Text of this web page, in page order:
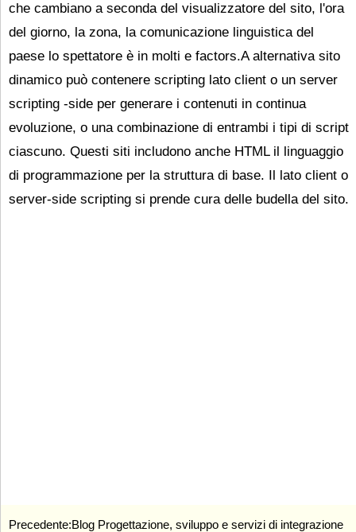
che cambiano a seconda del visualizzatore del sito, l'ora
del giorno, la zona, la comunicazione linguistica del
paese lo spettatore è in molti e factors.A alternativa sito
dinamico può contenere scripting lato client o un server
scripting -side per generare i contenuti in continua
evoluzione, o una combinazione di entrambi i tipi di script
ciascuno. Questi siti includono anche HTML il linguaggio
di programmazione per la struttura di base. Il lato client o
server-side scripting si prende cura delle budella del sito.
Precedente:Blog Progettazione, sviluppo e servizi di integrazione